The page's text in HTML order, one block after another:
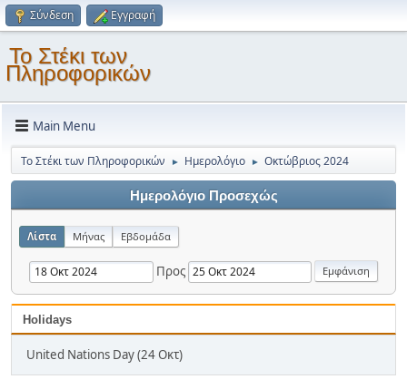
Σύνδεση Εγγραφή
Το Στέκι των
Πληροφορικών
Main Menu
Το Στέκι των Πληροφορικών ► Ημερολόγιο ► Οκτώβριος 2024
Ημερολόγιο Προσεχώς
Λίστα Μήνας Εβδομάδα
Προς
Holidays
United Nations Day (24 Οκτ)